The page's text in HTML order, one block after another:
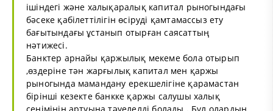
ішіндегі және халықаралық капитал рыногындағы
бәсеке қабілеттілігін өсіруді қамтамассыз ету
бағытындағы ұстанып отырған саясаттың
нәтижесі.
Банктер арнайы қаржылық мекеме бола отырып
,өздеріне тән жарғылық капитал мен қаржы
рыногында мамандану ерекшелігіне қарамастан
бірінші кезекте банкке қаржы салушы халық